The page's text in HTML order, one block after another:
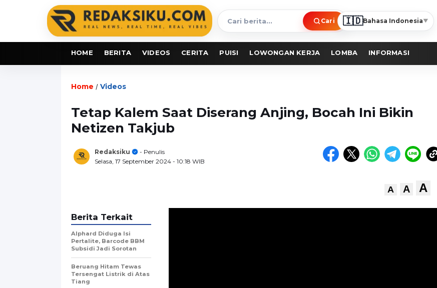
Cari
berita
Cari 🇮🇩Bahasa Indonesia▼
HOME BERITA VIDEOS CERITA PUISI LOWONGAN KERJA LOMBA INFORMASI
Home / Videos
Tetap Kalem Saat Diserang Anjing, Bocah Ini Bikin
Netizen Takjub
Redaksiku
- Penulis
Selasa, 17 September 2024 - 10:18 WIB
A A A
Berita Terkait
Alphard Diduga Isi
Pertalite, Barcode BBM
Subsidi Jadi Sorotan
Beruang Hitam Tewas
Tersengat Listrik di Atas
Tiang